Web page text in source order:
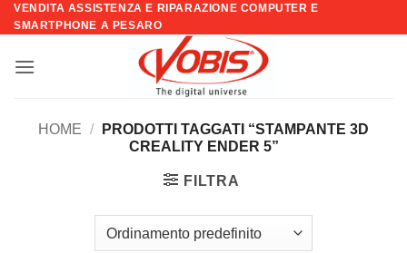
Salta
ai
VENDITA ASSISTENZA E RIPARAZIONE COMPUTER E
SMARTPHONE A PESARO
HOME /
PRODOTTI TAGGATI “STAMPANTE 3D
CREALITY ENDER 5”
FILTRA